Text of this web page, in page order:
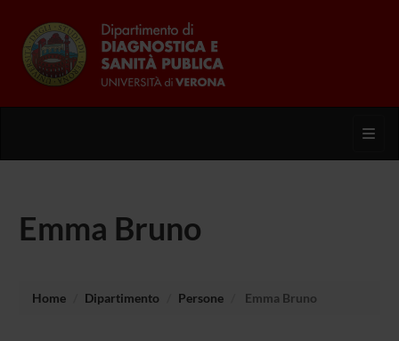
Emma Bruno
Home Dipartimento Persone Emma Bruno